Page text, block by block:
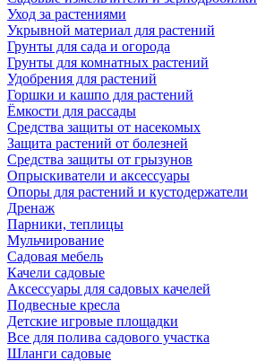
Уход за растениями
Укрывной материал для растений
Грунты для сада и огорода
Грунты для комнатных растений
Удобрения для растений
Горшки и кашпо для растений
Ёмкости для рассады
Средства защиты от насекомых
Защита растений от болезней
Средства защиты от грызунов
Опрыскиватели и аксессуары
Опоры для растений и кустодержатели
Дренаж
Парники, теплицы
Мульчирование
Садовая мебель
Качели садовые
Аксессуары для садовых качелей
Подвесные кресла
Детские игровые площадки
Все для полива садового участка
Шланги садовые